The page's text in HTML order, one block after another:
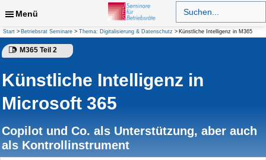
InhaltMenü
Search
for:
Suchen
Start Betriebsrat Seminare Thema: Digitalisierung & Datenschutz Künstliche Intelligenz in M365
M365 Teil 2
Künstliche Intelligenz in
Microsoft 365
Copilot und Co. als Unterstützung, aber auch
als Kontrollinstrument